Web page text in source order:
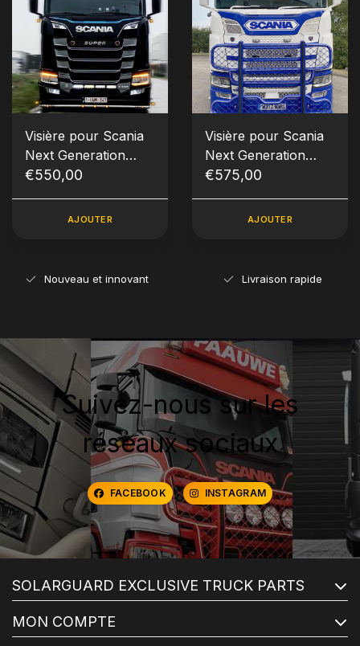
Visière pour Scania
Next Generation
type 3A
€550,00
AJOUTER
Visière pour Scania
Next Generation
type 3D
€575,00
AJOUTER
Nouveau et innovant Livraison rapide
Suivez-nous sur les
réseaux sociaux
FACEBOOK INSTAGRAM
SOLARGUARD EXCLUSIVE TRUCK PARTS
MON COMPTE